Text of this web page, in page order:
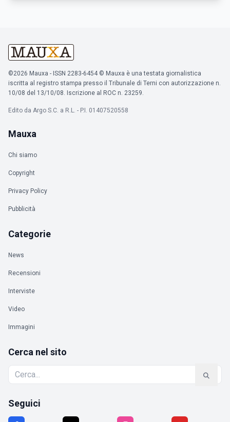
©2026 Mauxa - ISSN 2283-6454 © Mauxa è una testata giornalistica
iscritta al registro stampa presso il Tribunale di Terni con autorizzazione n.
10/08 del 13/10/08. Iscrizione al ROC n. 23259.
Edito da Argo S.C. a R.L. - P.I. 01407520558
Mauxa
Chi siamo
Copyright
Privacy Policy
Pubblicità
Categorie
News
Recensioni
Interviste
Video
Immagini
Cerca nel sito
Seguici